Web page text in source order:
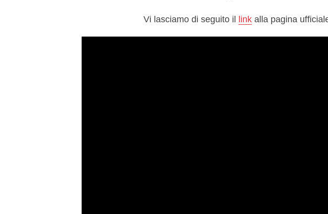
Vi lasciamo di seguito il linkalla pagina